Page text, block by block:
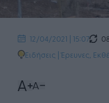
12/04/2021 | 15:07
Ειδήσεις |Έρευνες,